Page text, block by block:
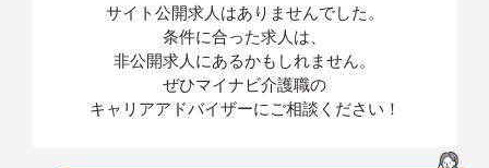
サイト公開求人はありませんでした。
条件に合った求人は、
非公開求人にあるかもしれません。
ぜひマイナビ介護職の
キャリアアドバイザーにご相談ください！